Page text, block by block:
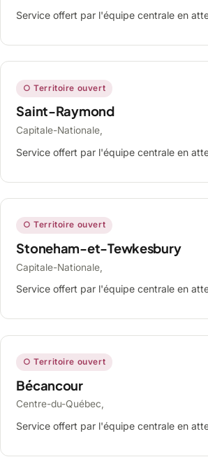
Service offert par l'équipe centrale en
○ Territoire ouvert
Saint-Raymond
Capitale-Nationale,
Service offert par l'équipe centrale en
○ Territoire ouvert
Stoneham-et-Tewkesbury
Capitale-Nationale,
Service offert par l'équipe centrale en
○ Territoire ouvert
Bécancour
Centre-du-Québec,
Service offert par l'équipe centrale en